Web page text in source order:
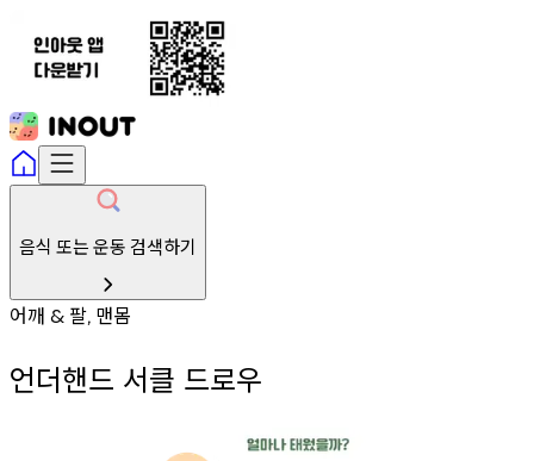
음식 또는 운동 검색하기
어깨 & 팔, 맨몸
언더핸드 서클 드로우